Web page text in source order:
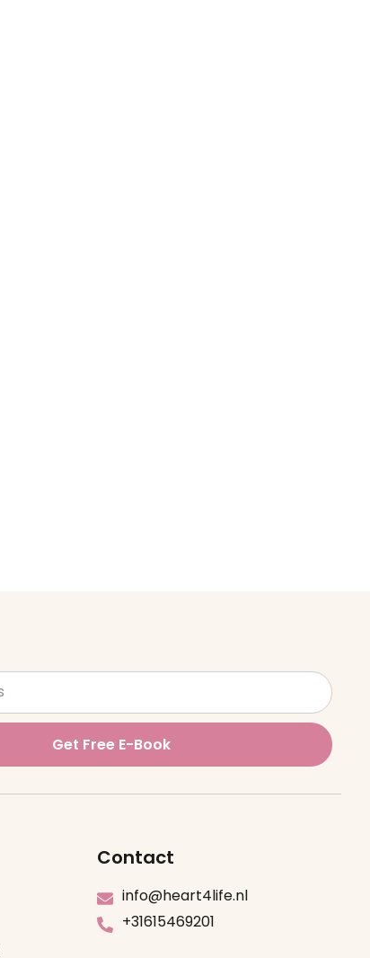
Get Free E-Book
Contact
info@heart4life.nl
+31615469201